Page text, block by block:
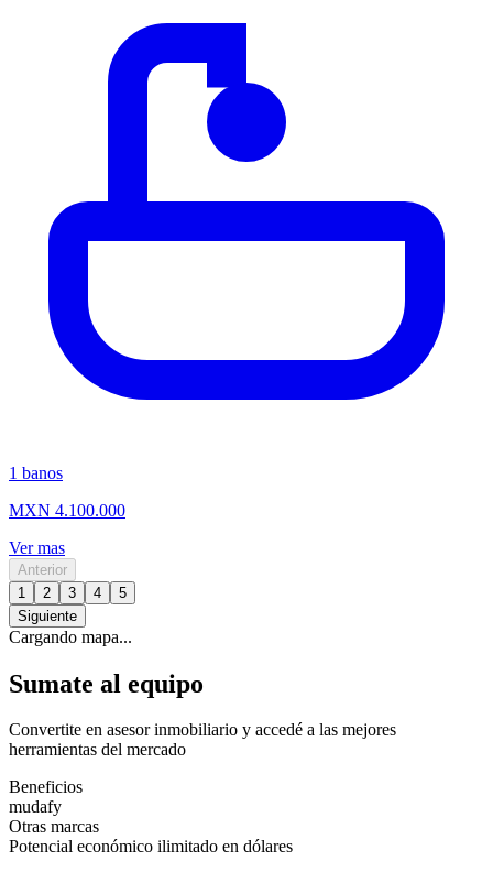
1 banos
MXN 4.100.000
Ver mas
Anterior
1
2 3 4
5
Siguiente
Cargando mapa...
Sumate al equipo
Convertite en asesor inmobiliario y accedé a las mejores
herramientas del mercado
Beneficios
mudafy
Otras marcas
Potencial económico ilimitado en dólares